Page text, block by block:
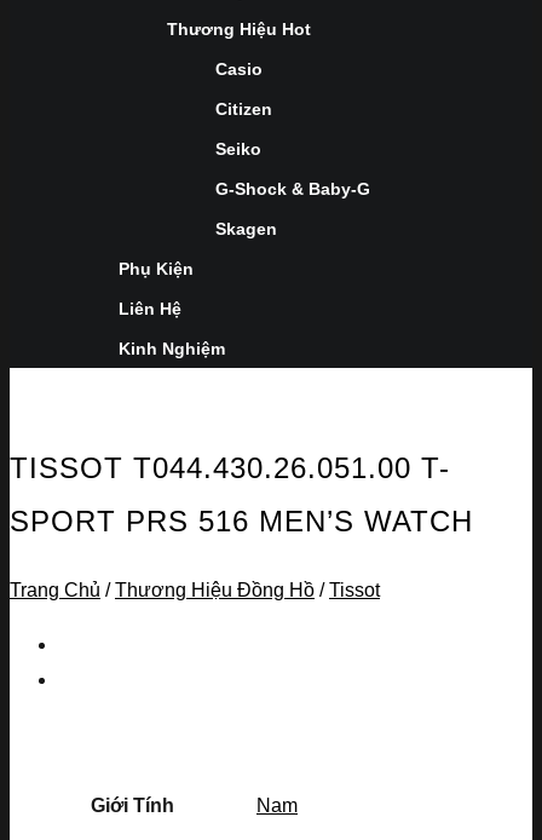
Thương Hiệu Hot
Casio
Citizen
Seiko
G-Shock & Baby-G
Skagen
Phụ Kiện
Liên Hệ
Kinh Nghiệm
TISSOT T044.430.26.051.00 T-
SPORT PRS 516 MEN’S WATCH
Trang Chủ / Thương Hiệu Đồng Hồ / Tissot
Giới Tính Nam